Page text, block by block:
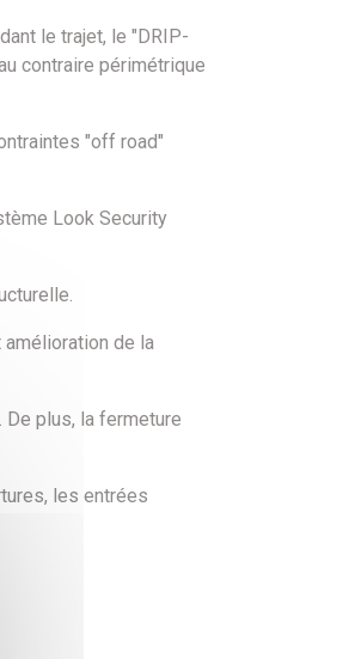
le trajet, le "DRIP-
contraire périmétrique
"off road"
Look Security
de la
De plus, la fermeture
les entrées